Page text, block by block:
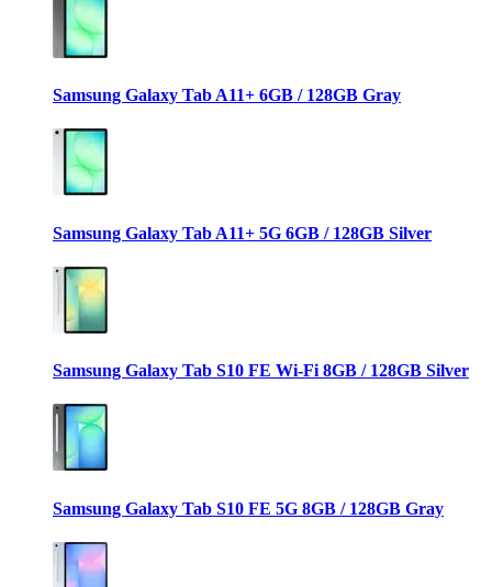
Samsung Galaxy Tab A11+ 6GB / 128GB Gray
Samsung Galaxy Tab A11+ 5G 6GB / 128GB Silver
Samsung Galaxy Tab S10 FE Wi-Fi 8GB / 128GB Silver
Samsung Galaxy Tab S10 FE 5G 8GB / 128GB Gray